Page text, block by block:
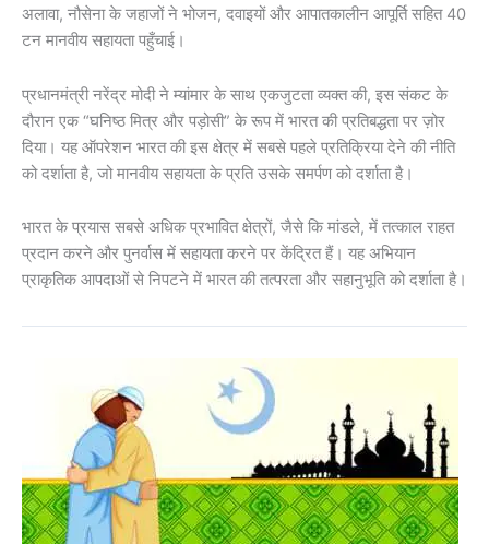
अलावा, नौसेना के जहाजों ने भोजन, दवाइयों और आपातकालीन आपूर्ति सहित 40
टन मानवीय सहायता पहुँचाई।
प्रधानमंत्री नरेंद्र मोदी ने म्यांमार के साथ एकजुटता व्यक्त की, इस संकट के
दौरान एक “घनिष्ठ मित्र और पड़ोसी” के रूप में भारत की प्रतिबद्धता पर ज़ोर
दिया। यह ऑपरेशन भारत की इस क्षेत्र में सबसे पहले प्रतिक्रिया देने की नीति
को दर्शाता है, जो मानवीय सहायता के प्रति उसके समर्पण को दर्शाता है।
भारत के प्रयास सबसे अधिक प्रभावित क्षेत्रों, जैसे कि मांडले, में तत्काल राहत
प्रदान करने और पुनर्वास में सहायता करने पर केंद्रित हैं। यह अभियान
प्राकृतिक आपदाओं से निपटने में भारत की तत्परता और सहानुभूति को दर्शाता है।